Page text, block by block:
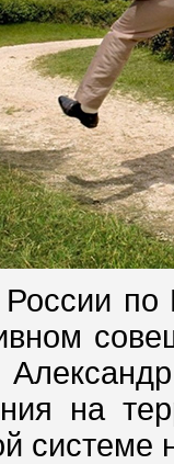
по
на